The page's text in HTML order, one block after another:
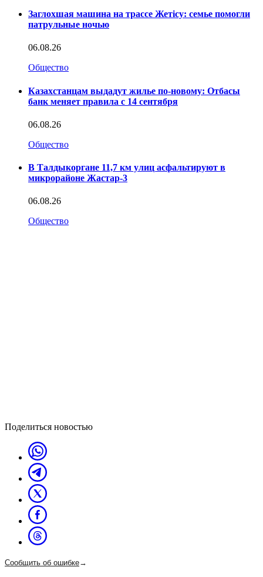
Заглохшая машина на трассе Жетісу: семье помогли
патрульные ночью
06.08.26
Общество
Казахстанцам выдадут жилье по-новому: Отбасы
банк меняет правила с 14 сентября
06.08.26
Общество
В Талдыкоргане 11,7 км улиц асфальтируют в
микрорайоне Жастар-3
06.08.26
Общество
Поделиться новостью
Сообщить об ошибке→